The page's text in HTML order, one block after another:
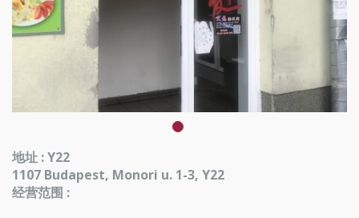
地址 : Y22
1107 Budapest, Monori u. 1-3, Y22
经营范围 :